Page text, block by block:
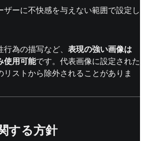
ザーに不快感を与えない範囲で設定し
為の描写など、 表現の強い画像は
使用可能です。代表画像に設定された
リストから除外されることがありま
する方針